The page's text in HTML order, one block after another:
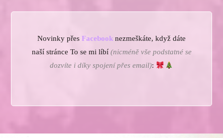
Novinky přes Facebook nezmeškáte, když dáte
naší stránce To se mi líbí (nicméně vše podstatné se
dozvíte i díky spojení přes email):